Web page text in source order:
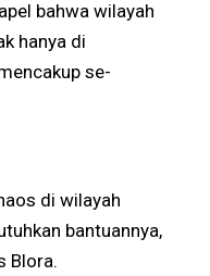
bahwa wilayah
hanya di
se-
di wilayah
bantuannya,
Blora.